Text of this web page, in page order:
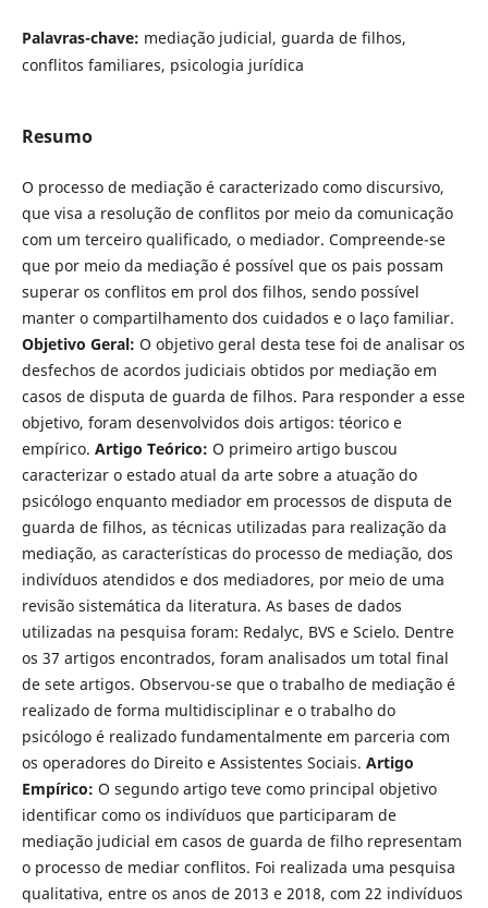
Palavras-chave: mediação judicial, guarda de filhos,
conflitos familiares, psicologia jurídica
Resumo
O processo de mediação é caracterizado como discursivo,
que visa a resolução de conflitos por meio da comunicação
com um terceiro qua­lificado, o mediador. Compreende-se
que por meio da mediação é possível que os pais possam
superar os conflitos em prol dos filhos, sendo possível
manter o compartilhamento dos cuidados e o laço familiar.
Objetivo Geral: O objetivo geral desta tese foi de analisar os
desfechos de acordos judiciais ob­tidos por mediação em
casos de disputa de guarda de filhos. Para responder a esse
objetivo, foram desenvolvidos dois artigos: téorico e
empírico. Artigo Teórico: O primeiro artigo buscou
caracterizar o estado atual da arte sobre a atuação do
psicólogo enquanto mediador em processos de disputa de
guarda de filhos, as técnicas utilizadas para realização da
mediação, as características do processo de mediação, dos
indivíduos atendidos e dos mediadores, por meio de uma
revisão sistemática da literatura. As bases de dados
utilizadas na pesquisa foram: Redalyc, BVS e Scielo. Dentre
os 37 artigos encontrados, foram analisados um total final
de sete artigos. Observou-se que o trabalho de mediação é
realizado de forma multidisciplinar e o trabalho do
psicólogo é realizado fundamentalmente em parceria com
os operadores do Direito e Assistentes Sociais. Artigo
Empírico: O segundo artigo teve como principal objetivo
identificar como os indivíduos que participaram de
mediação judicial em casos de guarda de filho representam
o processo de mediar conflitos. Foi realizada uma pesquisa
qualitativa, entre os anos de 2013 e 2018, com 22 in­divíduos